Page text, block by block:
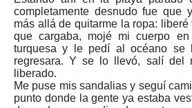
completamente desnudo fue que
más allá de quitarme la ropa:
que cargaba, mojé mi cuerpo
turquesa y le pedí al océano se
regresara. Y se lo llevó, salí del
liberado.
Me puse mis sandalias y seguí
punto donde la gente ya estaba